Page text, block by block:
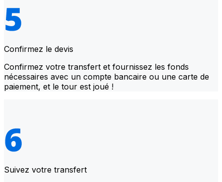
Confirmez le devis
Confirmez votre transfert et fournissez les fonds
nécessaires avec un compte bancaire ou une carte de
paiement, et le tour est joué !
Suivez votre transfert